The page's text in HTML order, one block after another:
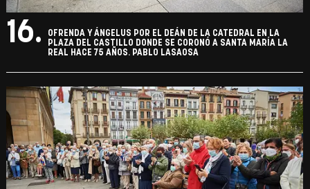
16.
OFRENDA Y ÁNGELUS POR EL DEÁN DE LA CATEDRAL EN LA
PLAZA DEL CASTILLO DONDE SE CORONÓ A SANTA MARÍA LA
REAL HACE 75 AÑOS. PABLO LASAOSA